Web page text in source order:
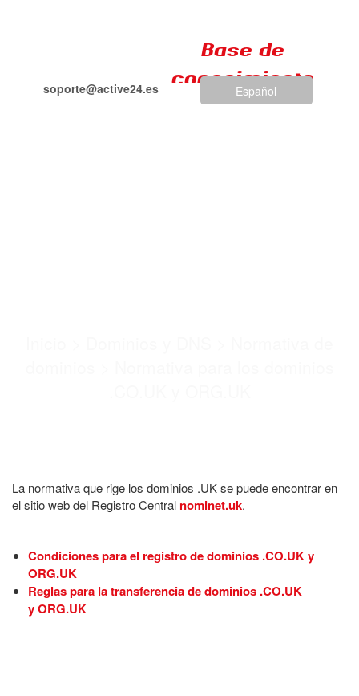
soporte@active24.es
Base de
conocimiento
Espaňol
La normativa que rige los dominios .UK se puede encontrar en
el sitio web del Registro Central nominet.uk.
Condiciones para el registro de dominios .CO.UK y
ORG.UK
Reglas para la transferencia de dominios .CO.UK
y ORG.UK